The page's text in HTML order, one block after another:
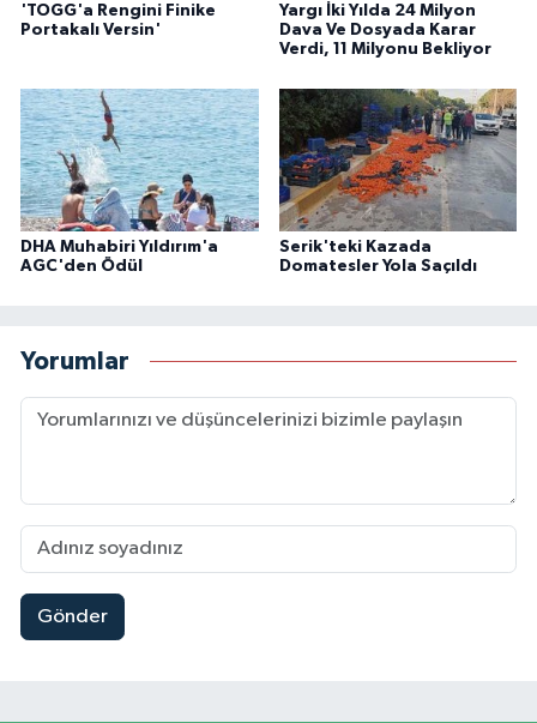
'TOGG'a Rengini Finike
Portakalı Versin'
Yargı İki Yılda 24 Milyon
Dava Ve Dosyada Karar
Verdi, 11 Milyonu Bekliyor
DHA Muhabiri Yıldırım'a
AGC'den Ödül
Serik'teki Kazada
Domatesler Yola Saçıldı
Yorumlar
Gönder